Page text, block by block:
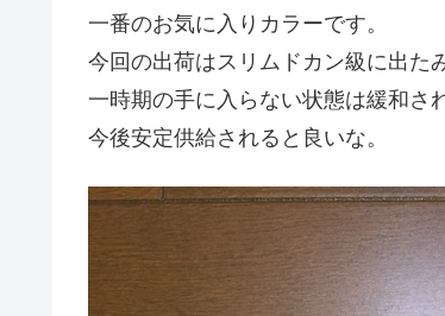
一番のお気に入りカラーです。
今回の出荷はスリムドカン級に出た
一時期の手に入らない状態は緩和さ
今後安定供給されると良いな。